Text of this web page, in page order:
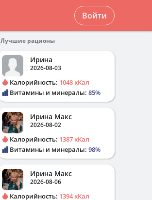
Войти
Лучшие рационы
Ирина
2026-08-03
Калорийность: 1048 кКал
Витамины и минералы: 85%
Ирина Макс
2026-08-02
Калорийность: 1387 кКал
Витамины и минералы: 98%
Ирина Макс
2026-08-06
Калорийность: 1394 кКал